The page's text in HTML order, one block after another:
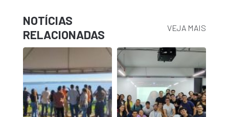
NOTÍCIAS
RELACIONADAS
VEJA MAIS